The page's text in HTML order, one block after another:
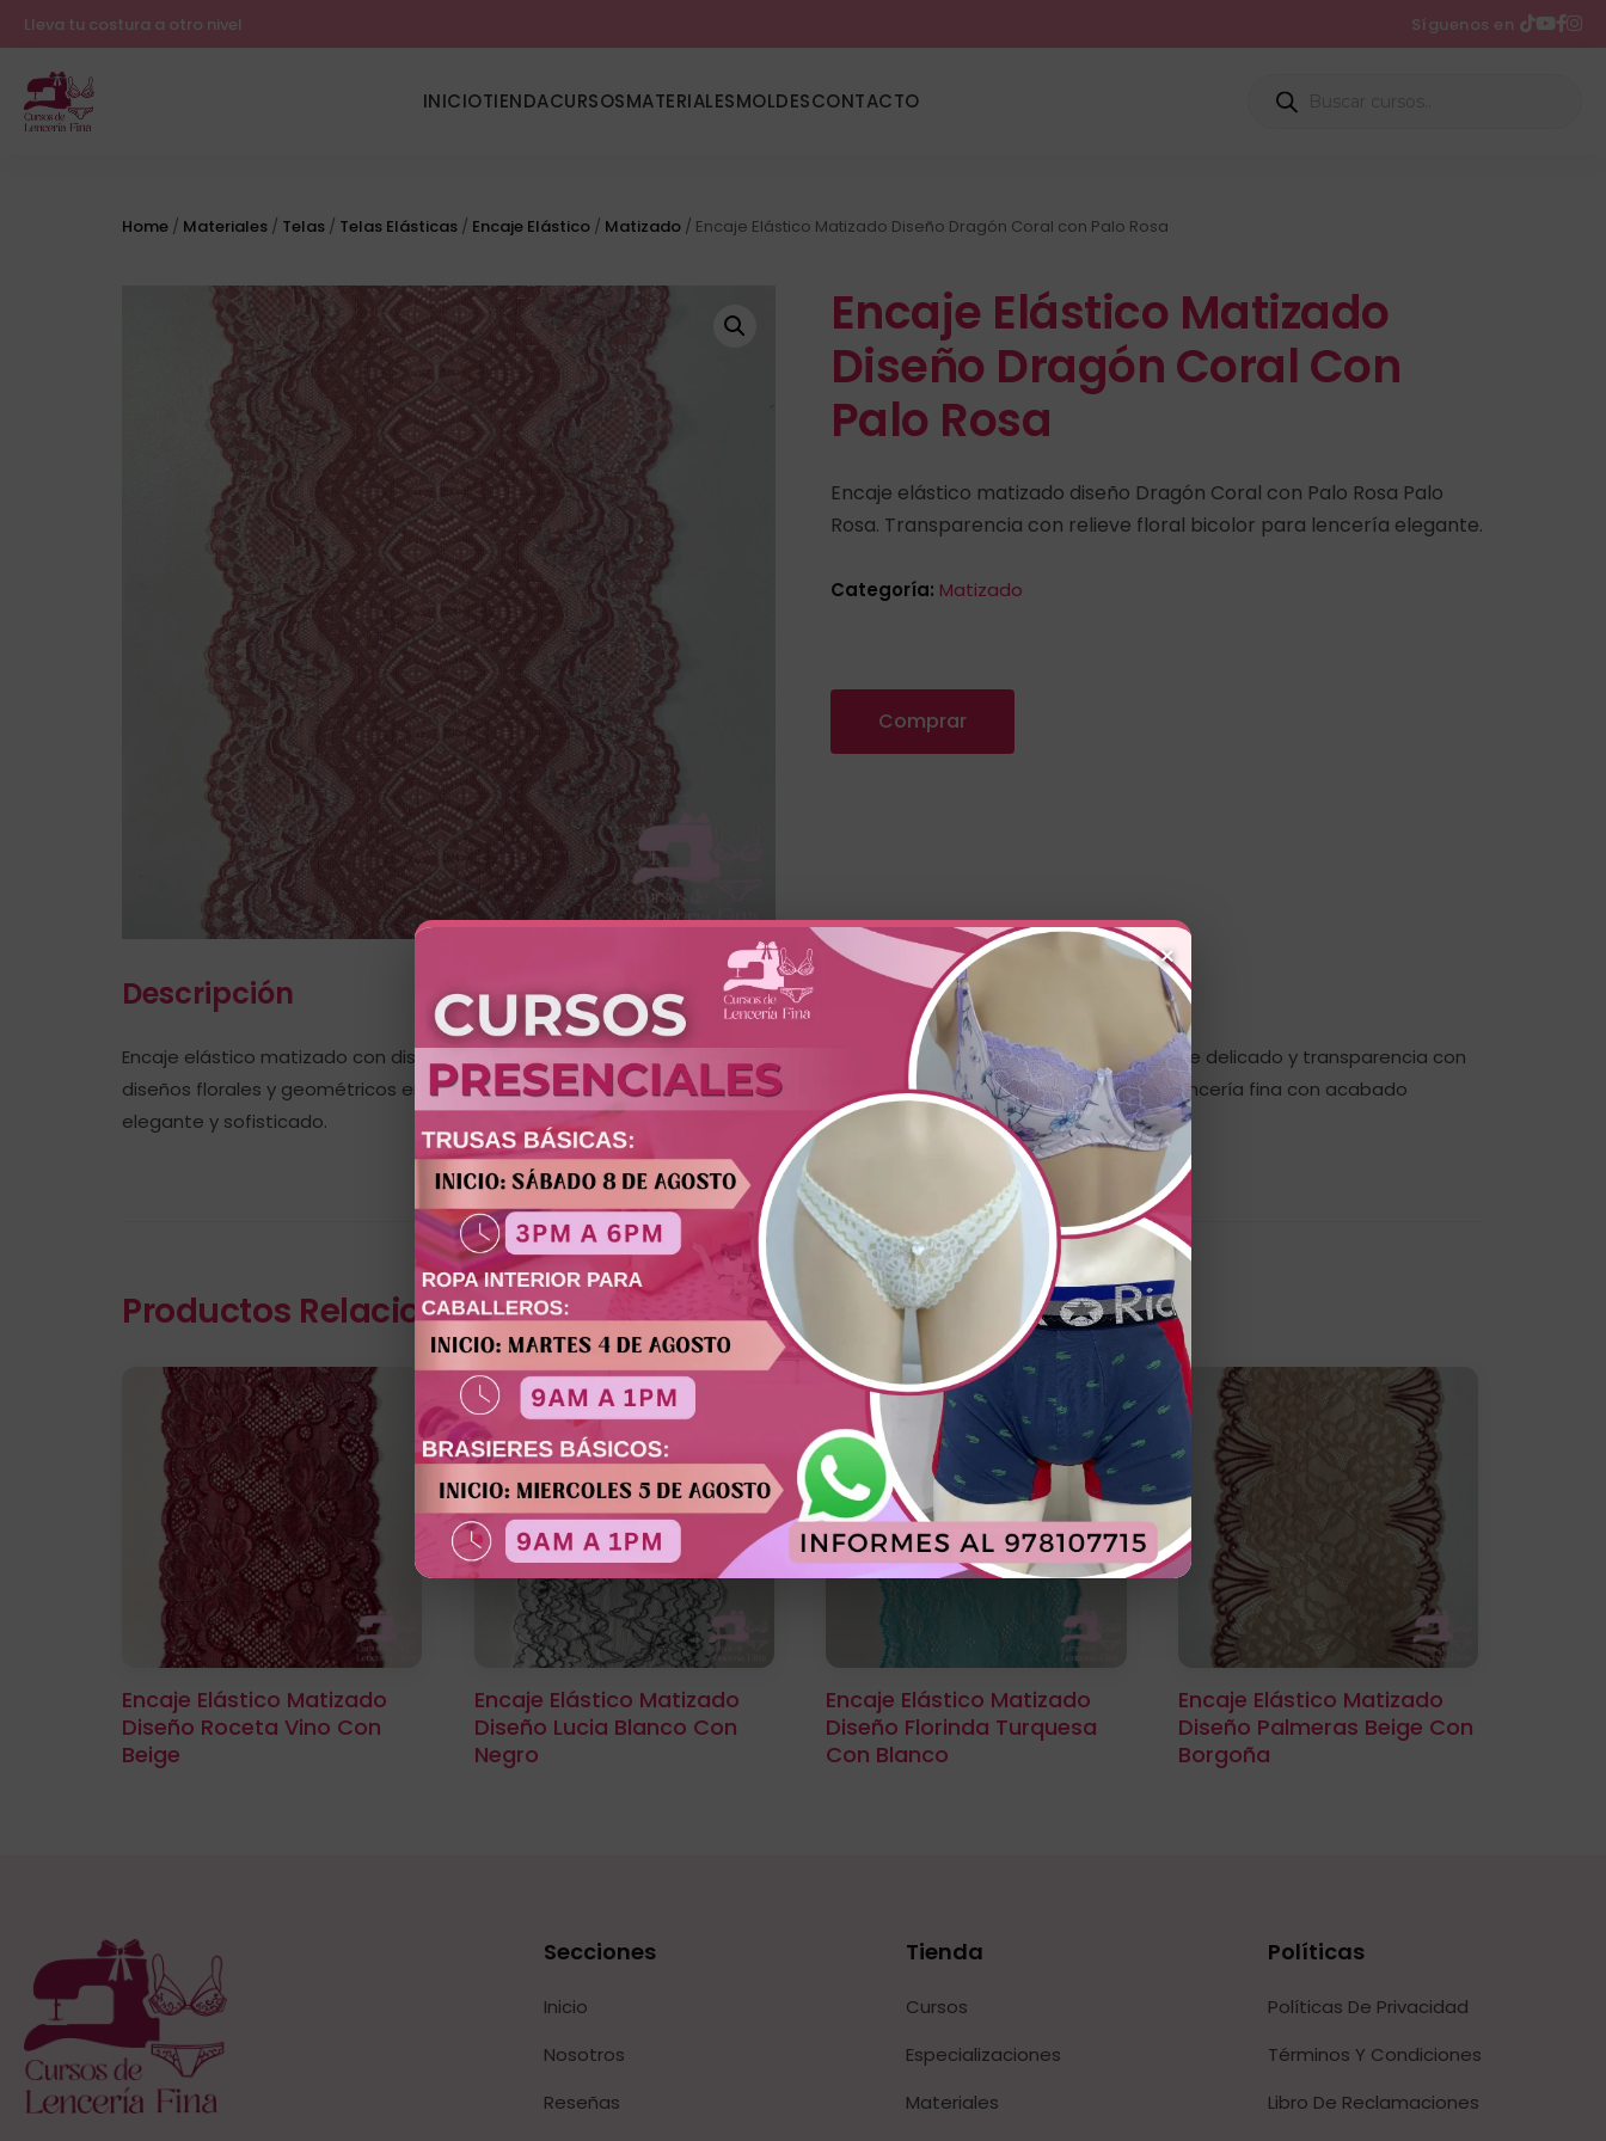
Lleva tu costura a otro nivel Síguenos en
INICIOTIENDACURSOSMATERIALESMOLDESCONTACTO
Home / Materiales / Telas / Telas Elásticas / Encaje Elástico / Matizado / Encaje Elástico Matizado Diseño Dragón Coral con Palo Rosa
Encaje Elástico Matizado
Diseño Dragón Coral Con
Palo Rosa
Encaje elástico matizado diseño Dragón Coral con Palo Rosa Palo
Rosa. Transparencia con relieve floral bicolor para lencería elegante.
Categoría: Matizado
Comprar
Descripción
Encaje elástico matizado con diseño Dragón Coral con Palo Rosa. Tela de encaje con textura suave que presenta relieve delicado y transparencia con
diseños florales y geométricos en combinación de dos tonos. Ideal para brasieres, bralettes, baby dolls y prendas de lencería fina con acabado
elegante y sofisticado.
Productos Relacionados
Encaje Elástico Matizado
Diseño Roceta Vino Con
Beige
Encaje Elástico Matizado
Diseño Lucia Blanco Con
Negro
Encaje Elástico Matizado
Diseño Florinda Turquesa
Con Blanco
Encaje Elástico Matizado
Diseño Palmeras Beige Con
Borgoña
Secciones
Inicio
Nosotros
Reseñas
Tienda
Cursos
Especializaciones
Materiales
Políticas
Políticas De Privacidad
Términos Y Condiciones
Libro De Reclamaciones
×